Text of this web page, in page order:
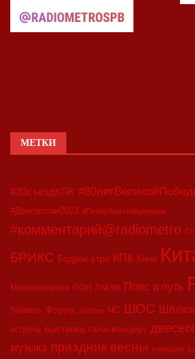
МЕТКИ
#20съездКПК
#Двесессии2023 #Петербургскийдневник
#комментарий@radiometro
БРИКС Бодрое утро КПК Кино
Минкоммерции ООН ПМЭФ Пояс и путь
Тайвань Форум Харбин ЧС ШОС
встреча выставка гала-концерт
музыка праздник весны синьцзян